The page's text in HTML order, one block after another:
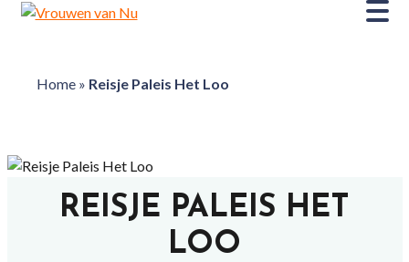
Home» Reisje Paleis Het Loo
REISJE PALEIS HET
LOO